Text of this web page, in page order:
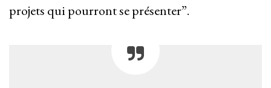
projets qui pourront se présenter”.